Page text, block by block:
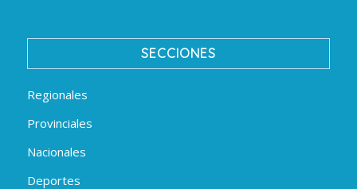
SECCIONES
Regionales
Provinciales
Nacionales
Deportes